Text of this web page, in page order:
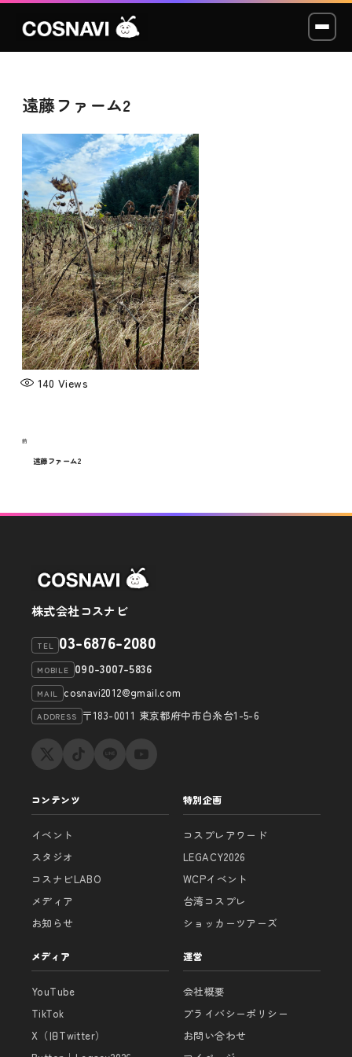
コスプレイベント
モデル撮影会
WCP
ショッカー
スタジオ
LABO
メディア
遠藤ファーム2
140 Views
投
稿
ビ
ー
シ
ョ
ン
過
稿
前
遠藤ファーム2
株式会社コスナビ
TEL 03-6876-2080
MOBILE 090-3007-5836
MAIL cosnavi2012@gmail.com
ADDRESS 〒183-0011 東京都府中市白糸台1-5-6
コンテンツ
イベント
スタジオ
コスナビLABO
メディア
お知らせ
特別企画
コスプレアワード
LEGACY2026
WCPイベント
台湾コスプレ
ショッカーツアーズ
メディア
YouTube
TikTok
X（旧Twitter）
運営
会社概要
プライバシーポリシー
お問い合わせ